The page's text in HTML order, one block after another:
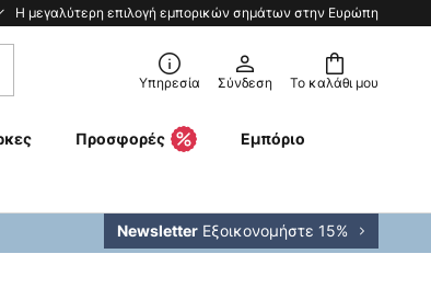
Η μεγαλύτερη επιλογή εμπορικών σημάτων στην Ευρώπη
Το καλάθι μου
Υπηρεσία Σύνδεση
Προσφορές Εμπόριο
Newsletter Εξοικονομήστε 15%